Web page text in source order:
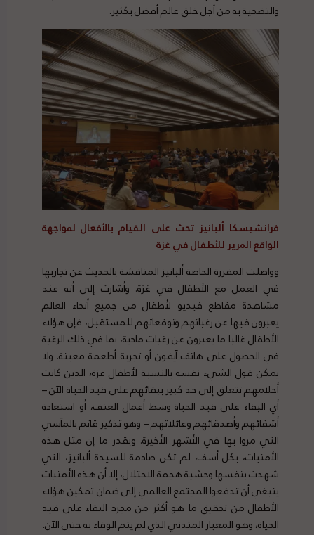
والتضحية به من أجل خلق عالم أفضل بكثير.
فرانشيسكا ألبانيز تحث على القيام بالأفعال لمواجهة
الواقع المرير للأطفال في غزة
وواصلت المقررة الخاصة ألبانيز المناقشة بالحديث عن تجاربها
في العمل مع الأطفال في غزة. وأشارت إلى أنه عند
مشاهدة مقاطع فيديو لأطفال من جميع أنحاء العالم
يعبرون فيها عن رغباتهم وتوقعاتهم للمستقبل، فإن هؤلاء
الأطفال غالبا ما يعبرون عن رغبات مادية، بما في ذلك الرغبة
في الحصول على هاتف آيفون أو تجربة أطعمة معينة. ولا
يمكن قول الشيء نفسه بالنسبة لأطفال غزة، الذين كانت
أحلامهم تتعلق إلى حد كبير ببقائهم على قيد الحياة الآن –
أي البقاء على قيد الحياة وسط أعمال العنف، أو استعادة
أشقائهم وأصدقائهم وعائلاتهم – وهو تذكير قاتم بالمآسي
التي مروا بها في الأشهر الأخيرة. وبقدر ما إن مثل هذه
الأمنيات، بكل أسف، لم تكن صادمة للسيدة ألبانيز، التي
شهدت بنفسها وحشية هجمة الاحتلال، إلا أن هذه الأمنيات
ينبغي أن تدفعوا المجتمع العالمي إلى ضمان تمكين هؤلاء
الأطفال من تحقيق ما هو أكثر من مجرد البقاء على قيد
الحياة، وهو المعيار المتدني الذي لم يتم الوفاء به حتى الآن.